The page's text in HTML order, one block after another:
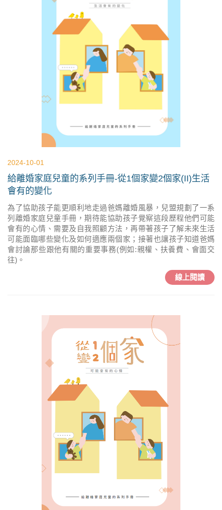
2024-10-01
給離婚家庭兒童的系列手冊-從1個家變2個家(II)生活
會有的變化
為了協助孩子能更順利地走過爸媽離婚風暴，兒盟規劃了一系
列離婚家庭兒童手冊，期待能協助孩子覺察這段歷程他們可能
會有的心情、需要及自我照顧方法，再帶著孩子了解未來生活
可能面臨哪些變化及如何適應兩個家；接著也讓孩子知道爸媽
會討論那些跟他有關的重要事務(例如:親權、扶養費、會面交
往)。
線上閱讀